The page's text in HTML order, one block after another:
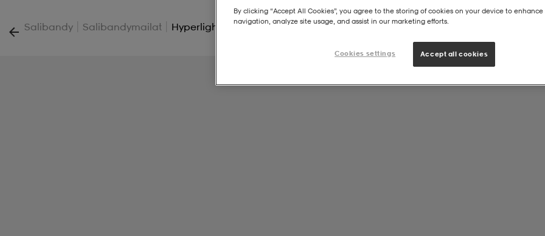
Salibandy | Salibandymailat | Hyperlight 2.0 Hst 31 Sweoval Mbc
By clicking “Accept All Cookies”, you agree to the storing of cookies on your device to enhance
navigation, analyze site usage, and assist in our marketing efforts.
Cookies settings Accept all cookies